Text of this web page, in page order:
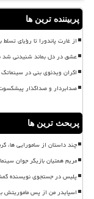
پربیننده ترین ها
از غارت پاندورا تا رؤیای
عشق در دل بماند شنیدنی شد
اکران ویدئوی بنی در سینماتک
صدابردار و صداگذار
پربحث ترین ها
چند داستان از سامورایی
مریم همتیان بازیگر جوان
پلیس در جستجوی نویسنده
اسپایدر من از پس ماموریتش